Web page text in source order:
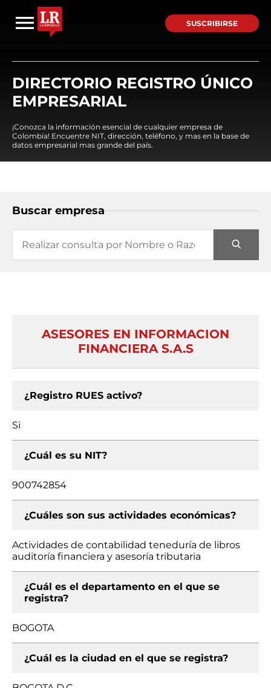
SUSCRIBIRSE
DIRECTORIO REGISTRO ÚNICO
EMPRESARIAL
¡Conozca la información esencial de cualquier empresa de
Colombia! Encuentre NIT, dirección, teléfono, y mas en la base de
datos empresarial mas grande del país.
Buscar empresa
ASESORES EN INFORMACION
FINANCIERA S.A.S
¿Registro RUES activo?
Si
¿Cuál es su NIT?
900742854
¿Cuáles son sus actividades económicas?
Actividades de contabilidad teneduría de libros
auditoría financiera y asesoría tributaria
¿Cuál es el departamento en el que se
registra?
BOGOTA
¿Cuál es la ciudad en el que se registra?